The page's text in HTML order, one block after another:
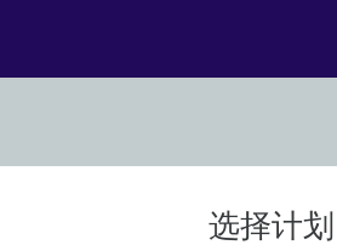
选择计划